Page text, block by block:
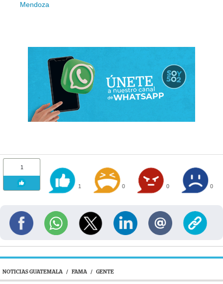
Mendoza
1
1 0 0 0
NOTICIAS GUATEMALA / FAMA / GENTE